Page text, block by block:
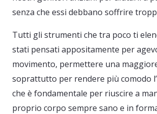
senza che essi debbano soffrire
Tutti gli strumenti che tra poco ti
stati pensati appositamente per
movimento, permettere una
soprattutto per rendere più comodo
che è fondamentale per riuscire a
proprio corpo sempre sano e in